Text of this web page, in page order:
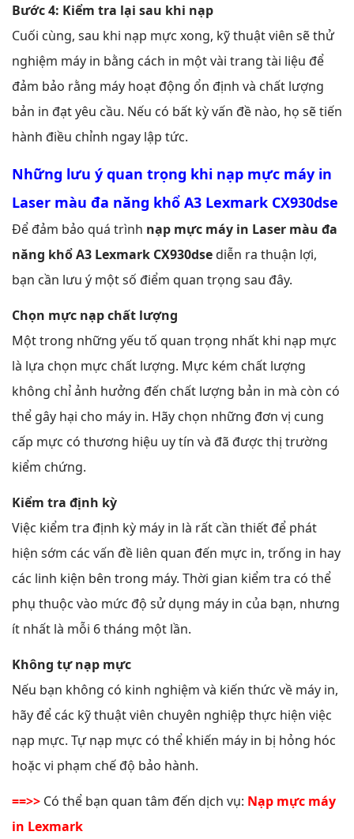
Bước 4: Kiểm tra lại sau khi nạp
Cuối cùng, sau khi nạp mực xong, kỹ thuật viên sẽ thử
nghiệm máy in bằng cách in một vài trang tài liệu để
đảm bảo rằng máy hoạt động ổn định và chất lượng
bản in đạt yêu cầu. Nếu có bất kỳ vấn đề nào, họ sẽ tiến
hành điều chỉnh ngay lập tức.
Những lưu ý quan trọng khi nạp mực máy in
Laser màu đa năng khổ A3 Lexmark CX930dse
Để đảm bảo quá trình nạp mực máy in Laser màu đa
năng khổ A3 Lexmark CX930dsediễn ra thuận lợi,
bạn cần lưu ý một số điểm quan trọng sau đây.
Chọn mực nạp chất lượng
Một trong những yếu tố quan trọng nhất khi nạp mực
là lựa chọn mực chất lượng. Mực kém chất lượng
không chỉ ảnh hưởng đến chất lượng bản in mà còn có
thể gây hại cho máy in. Hãy chọn những đơn vị cung
cấp mực có thương hiệu uy tín và đã được thị trường
kiểm chứng.
Kiểm tra định kỳ
Việc kiểm tra định kỳ máy in là rất cần thiết để phát
hiện sớm các vấn đề liên quan đến mực in, trống in hay
các linh kiện bên trong máy. Thời gian kiểm tra có thể
phụ thuộc vào mức độ sử dụng máy in của bạn, nhưng
ít nhất là mỗi 6 tháng một lần.
Không tự nạp mực
Nếu bạn không có kinh nghiệm và kiến thức về máy in,
hãy để các kỹ thuật viên chuyên nghiệp thực hiện việc
nạp mực. Tự nạp mực có thể khiến máy in bị hỏng hóc
hoặc vi phạm chế độ bảo hành.
==>> Có thể bạn quan tâm đến dịch vụ: Nạp mực máy
in Lexmark